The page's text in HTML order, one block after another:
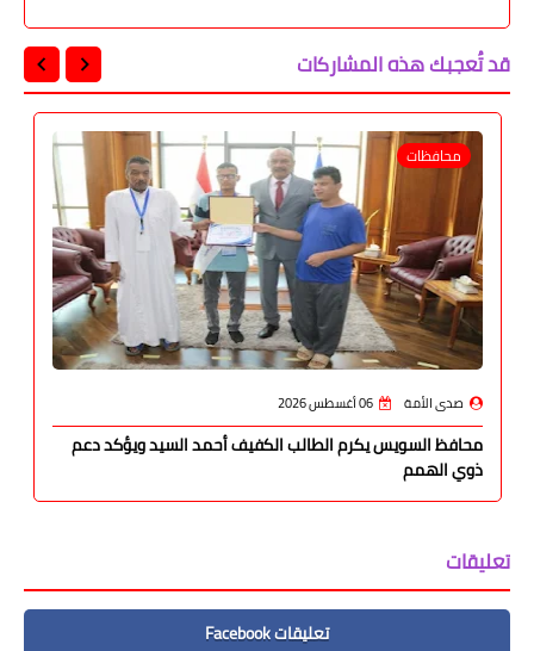
قد تُعجبك هذه المشاركات
محافظات
صدى الأمة 06 أغسطس 2026
محافظ السويس يكرم الطالب الكفيف أحمد السيد ويؤكد دعم
ذوي الهمم
تعليقات
تعليقات Facebook